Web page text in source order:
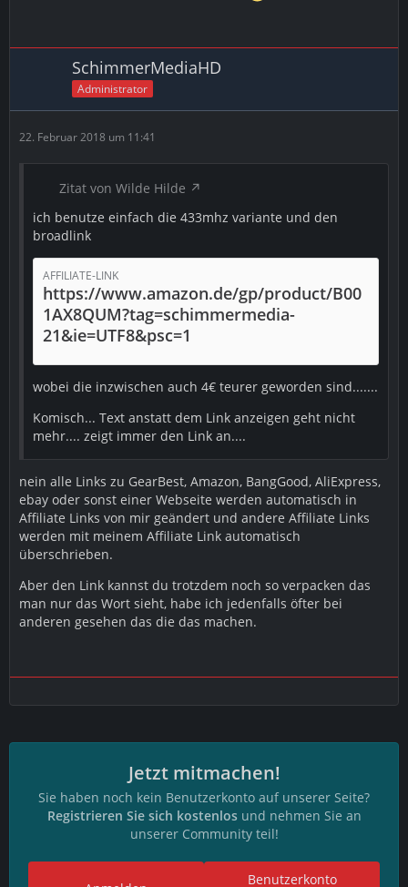
SchimmerMediaHD
Administrator
22. Februar 2018 um 11:41
Zitat von Wilde Hilde
ich benutze einfach die 433mhz variante und den
broadlink
AFFILIATE-LINK
https://www.amazon.de/gp/product/B00
1AX8QUM?tag=schimmermedia-
21&ie=UTF8&psc=1
wobei die inzwischen auch 4€ teurer geworden sind.......
Komisch... Text anstatt dem Link anzeigen geht nicht
mehr.... zeigt immer den Link an....
nein alle Links zu GearBest, Amazon, BangGood, AliExpress,
ebay oder sonst einer Webseite werden automatisch in
Affiliate Links von mir geändert und andere Affiliate Links
werden mit meinem Affiliate Link automatisch
überschrieben.
Aber den Link kannst du trotzdem noch so verpacken das
man nur das Wort sieht, habe ich jedenfalls öfter bei
anderen gesehen das die das machen.
Jetzt mitmachen!
Sie haben noch kein Benutzerkonto auf unserer Seite?
Registrieren Sie sich kostenlosund nehmen Sie an
unserer Community teil!
Benutzerkonto